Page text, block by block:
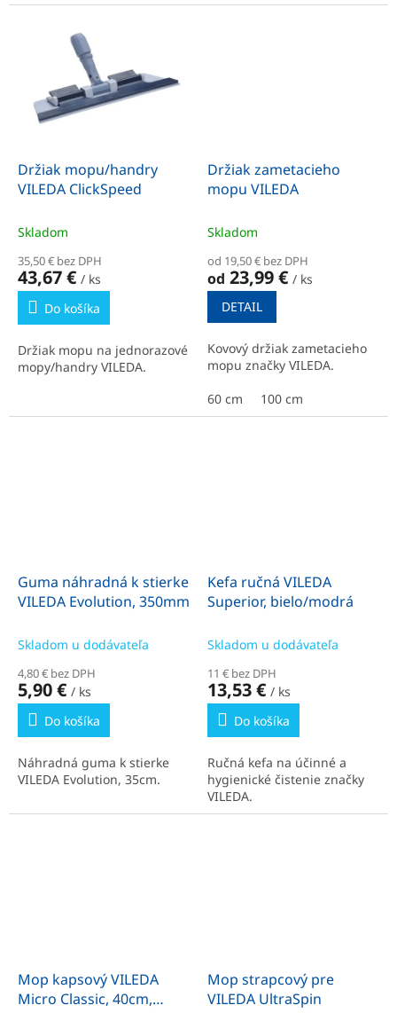
Držiak mopu/handry
VILEDA ClickSpeed
Skladom
35,50 € bez DPH
43,67 € / ks
Do košíka
Držiak mopu na jednorazové
mopy/handry VILEDA.
Držiak zametacieho
mopu VILEDA
Skladom
od 19,50 € bez DPH
od 23,99 € / ks
DETAIL
Kovový držiak zametacieho
mopu značky VILEDA.
60 cm
100 cm
Guma náhradná k stierke
VILEDA Evolution, 350mm
Skladom u dodávateľa
4,80 € bez DPH
5,90 € / ks
Do košíka
Náhradná guma k stierke
VILEDA Evolution, 35cm.
Kefa ručná VILEDA
Superior, bielo/modrá
Skladom u dodávateľa
11 € bez DPH
13,53 € / ks
Do košíka
Ručná kefa na účinné a
hygienické čistenie značky
VILEDA.
Mop kapsový VILEDA
Micro Classic, 40cm,
Mop strapcový pre
VILEDA UltraSpin